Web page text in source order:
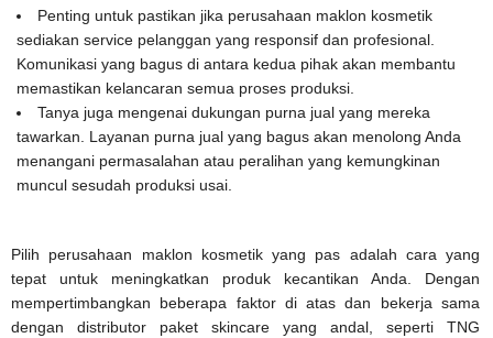
Penting untuk pastikan jika perusahaan maklon kosmetik
sediakan service pelanggan yang responsif dan profesional.
Komunikasi yang bagus di antara kedua pihak akan membantu
memastikan kelancaran semua proses produksi.
Tanya juga mengenai dukungan purna jual yang mereka
tawarkan. Layanan purna jual yang bagus akan menolong Anda
menangani permasalahan atau peralihan yang kemungkinan
muncul sesudah produksi usai.
Pilih perusahaan maklon kosmetik yang pas adalah cara yang
tepat untuk meningkatkan produk kecantikan Anda. Dengan
mempertimbangkan beberapa faktor di atas dan bekerja sama
dengan distributor paket skincare yang andal, seperti TNG